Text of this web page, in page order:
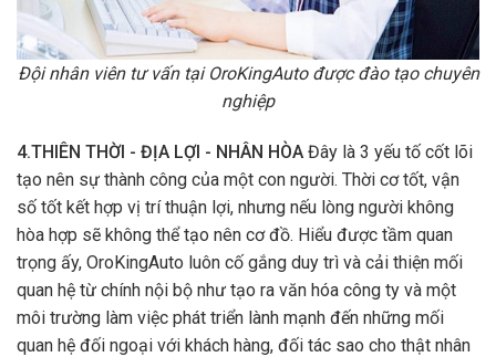
Đội nhân viên tư vấn tại OroKingAuto được đào tạo chuyên
nghiệp
4.THIÊN THỜI - ĐỊA LỢI - NHÂN HÒA Đây là 3 yếu tố cốt lõi
tạo nên sự thành công của một con người. Thời cơ tốt, vận
số tốt kết hợp vị trí thuận lợi, nhưng nếu lòng người không
hòa hợp sẽ không thể tạo nên cơ đồ. Hiểu được tầm quan
trọng ấy, OroKingAuto luôn cố gắng duy trì và cải thiện mối
quan hệ từ chính nội bộ như tạo ra văn hóa công ty và một
môi trường làm việc phát triển lành mạnh đến những mối
quan hệ đối ngoại với khách hàng, đối tác sao cho thật nhân